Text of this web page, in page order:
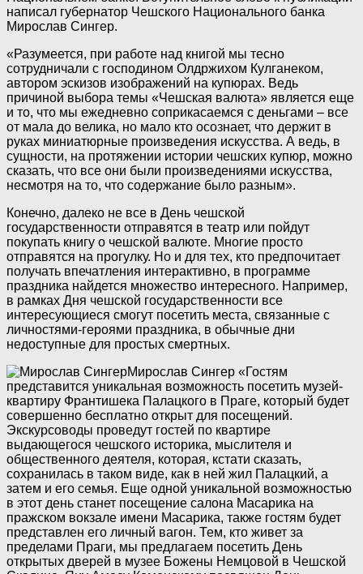
написал губернатор Чешского Национального банка
Мирослав Сингер.
«Разумеется, при работе над книгой мы тесно
сотрудничали с господином Олдржихом Кулганеком,
автором эскизов изображений на купюрах. Ведь
причиной выбора темы «Чешская валюта» является еще
и то, что мы ежедневно соприкасаемся с деньгами – все
от мала до велика, но мало кто осознает, что держит в
руках миниатюрные произведения искусства. А ведь, в
сущности, на протяжении истории чешских купюр, можно
сказать, что все они были произведениями искусства,
несмотря на то, что содержание было разным».
Конечно, далеко не все в День чешской
государственности отправятся в театр или пойдут
покупать книгу о чешской валюте. Многие просто
отправятся на прогулку. Но и для тех, кто предпочитает
получать впечатления интерактивно, в программе
праздника найдется множество интересного. Например,
в рамках Дня чешской государственности все
интересующиеся смогут посетить места, связанные с
личностями-героями праздника, в обычные дни
недоступные для простых смертных.
Мирослав Сингер «Гостям
представится уникальная возможность посетить музей-
квартиру Франтишека Палацкого в Праге, который будет
совершенно бесплатно открыт для посещений.
Экскурсоводы проведут гостей по квартире
выдающегося чешского историка, мыслителя и
общественного деятеля, которая, кстати сказать,
сохранилась в таком виде, как в ней жил Палацкий, а
затем и его семья. Еще одной уникальной возможностью
в этот день станет посещение салона Масарика на
пражском вокзале имени Масарика, также гостям будет
представлен его личный вагон. Тем, кто живет за
пределами Праги, мы предлагаем посетить День
открытых дверей в музее Божены Немцовой в Чешской